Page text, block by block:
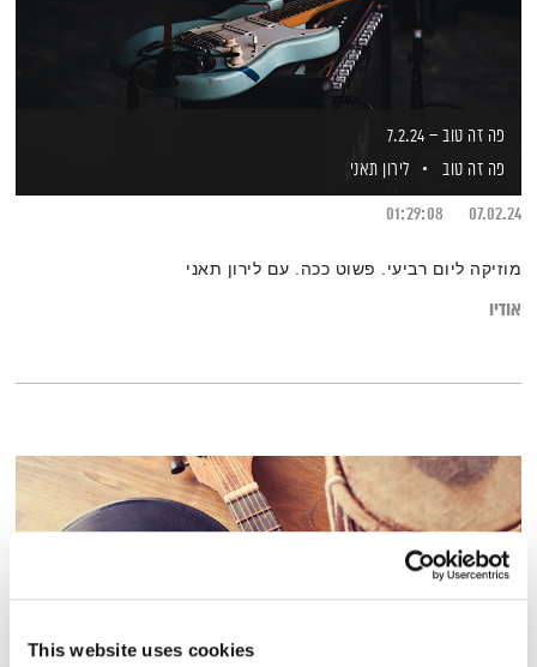
This website uses cookies
פה זה טוב – 7.2.24
פה זה טוב
לירון תאני
07.02.24
01:29:08
מוזיקה ליום רביעי. פשוט ככה. עם לירון תאני
אודיו